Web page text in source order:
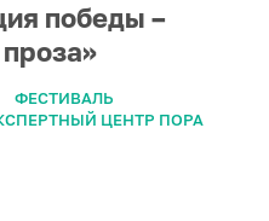
победы –
ФЕСТИВАЛЬ
ЦЕНТР ПОРА